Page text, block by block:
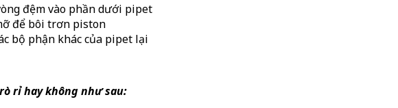
đệm vào phần dưới pipet
để bôi trơn piston
bộ phận khác của pipet lại
rỉ hay không như sau: